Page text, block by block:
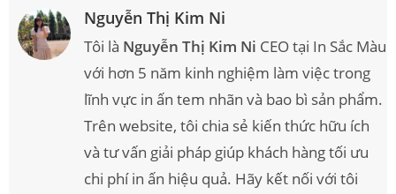
Nguyễn Thị Kim Ni
Tôi là Nguyễn Thị Kim Ni CEO tại In Sắc Màu
với hơn 5 năm kinh nghiệm làm việc trong
lĩnh vực in ấn tem nhãn và bao bì sản phẩm.
Trên website, tôi chia sẻ kiến thức hữu ích
và tư vấn giải pháp giúp khách hàng tối ưu
chi phí in ấn hiệu quả. Hãy kết nối với tôi